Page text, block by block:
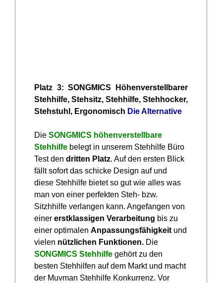
Platz 3: SONGMICS Höhenverstellbarer
Stehhilfe, Stehsitz, Stehhilfe, Stehhocker,
Stehstuhl, Ergonomisch Die Alternative
DieSONGMICS höhenverstellbare
Stehhilfebelegt in unserem Stehhilfe Büro
Test den dritten Platz. Auf den ersten Blick
fällt sofort das schicke Design auf und
diese Stehhilfe bietet so gut wie alles was
man von einer perfekten Steh- bzw.
Sitzhhilfe verlangen kann. Angefangen von
einer erstklassigen Verarbeitung bis zu
einer optimalen Anpassungsfähigkeitund
vielen nützlichen Funktionen. Die
SONGMICS Stehhilfe gehört zu den
besten Stehhilfen auf dem Markt und macht
der Muvman Stehhilfe Konkurrenz. Vor